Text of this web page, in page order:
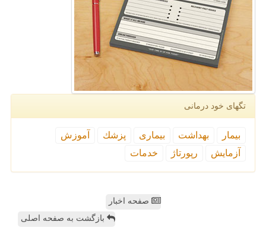
تگهای خود درمانی
بیمار بهداشت بیماری پزشك
آموزش
آزمایش
رپورتاژ خدمات
صفحه اخبار
بازگشت به صفحه اصلی